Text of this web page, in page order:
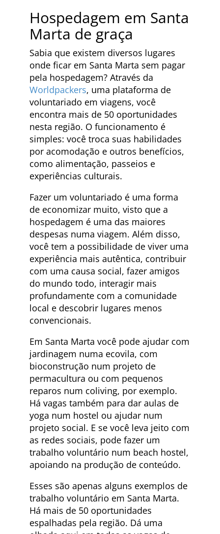
Hospedagem em Santa
Marta de graça
Sabia que existem diversos lugares
onde ficar em Santa Marta sem pagar
pela hospedagem? Através da
Worldpackers, uma plataforma de
voluntariado em viagens, você
encontra mais de 50 oportunidades
nesta região. O funcionamento é
simples: você troca suas habilidades
por acomodação e outros benefícios,
como alimentação, passeios e
experiências culturais.
Fazer um voluntariado é uma forma
de economizar muito, visto que a
hospedagem é uma das maiores
despesas numa viagem. Além disso,
você tem a possibilidade de viver uma
experiência mais autêntica, contribuir
com uma causa social, fazer amigos
do mundo todo, interagir mais
profundamente com a comunidade
local e descobrir lugares menos
convencionais.
Em Santa Marta você pode ajudar com
jardinagem numa ecovila, com
bioconstrução num projeto de
permacultura ou com pequenos
reparos num coliving, por exemplo.
Há vagas também para dar aulas de
yoga num hostel ou ajudar num
projeto social. E se você leva jeito com
as redes sociais, pode fazer um
trabalho voluntário num beach hostel,
apoiando na produção de conteúdo.
Esses são apenas alguns exemplos de
trabalho voluntário em Santa Marta.
Há mais de 50 oportunidades
espalhadas pela região. Dá uma